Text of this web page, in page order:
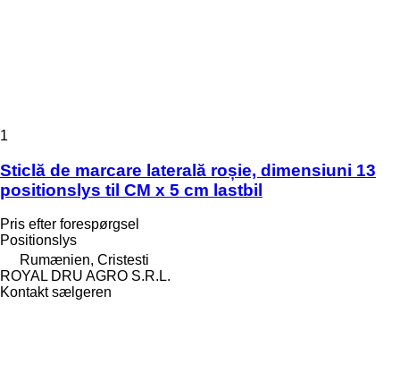
1
Sticlă de marcare laterală roșie, dimensiuni 13
positionslys til CM x 5 cm lastbil
Pris efter forespørgsel
Positionslys
Rumænien, Cristesti
ROYAL DRU AGRO S.R.L.
Kontakt sælgeren